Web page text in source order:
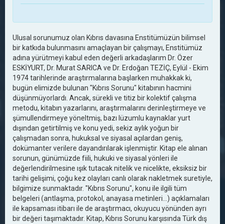
Ulusal sorunumuz olan Kıbrıs davasına Enstitümüzün bilimsel
bir katkıda bulunmasını amaçlayan bir çalışmayı, Enstitümüz
adına yürütmeyi kabul eden değerli arkadaşlarım Dr. Özer
ESKİYURT, Dr. Murat SARICA ve Dr. Erdoğan TEZİÇ, Eylül - Ekim
1974 tarihlerinde araştırmalarına başlarken muhakkak ki,
bugün elimizde bulunan "Kıbrıs Sorunu" kitabının hacmini
düşünmüyorlardı. Ancak, sürekli ve titiz bir kolektif çalışma
metodu, kitabın yazarlarını, araştırmalarını derinleştirmeye ve
şümullendirmeye yöneltmiş, bazı lüzumlu kaynaklar yurt
dışından getirtilmiş ve konu yedi, sekiz aylık yoğun bir
çalışmadan sonra, hukuksal ve siyasal açılardan geniş,
dokümanter verilere dayandırılarak işlenmiştir. Kitap ele alınan
sorunun, günümüzde fiili, hukuki ve siyasal yönleri ile
değerlendirilmesine ışık tutacak nitelik ve nicelikte, eksiksiz bir
tarihi gelişimi, çoğu kez olayları canlı olarak nakletmek suretiyle,
bilgimize sunmaktadır. "Kıbrıs Sorunu", konu ile ilgili tüm
belgeleri (antlaşma, protokol, anayasa metinleri...) açıklamaları
ile kapsaması itibarı ile de araştırmacı, okuyucu yönünden ayrı
bir değeri taşımaktadır. Kitap, Kıbrıs Sorunu karşısında Türk dış